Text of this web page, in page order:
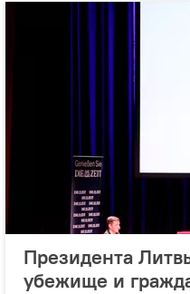
Президента
убежище и